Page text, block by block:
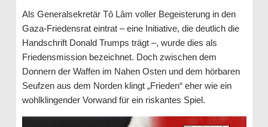
Als Generalsekretär Tô Lâm voller Begeisterung in den
Gaza-Friedensrat eintrat – eine Initiative, die deutlich die
Handschrift Donald Trumps trägt –, wurde dies als
Friedensmission bezeichnet. Doch zwischen dem
Donnern der Waffen im Nahen Osten und dem hörbaren
Seufzen aus dem Norden klingt „Frieden“ eher wie ein
wohlklingender Vorwand für ein riskantes Spiel.